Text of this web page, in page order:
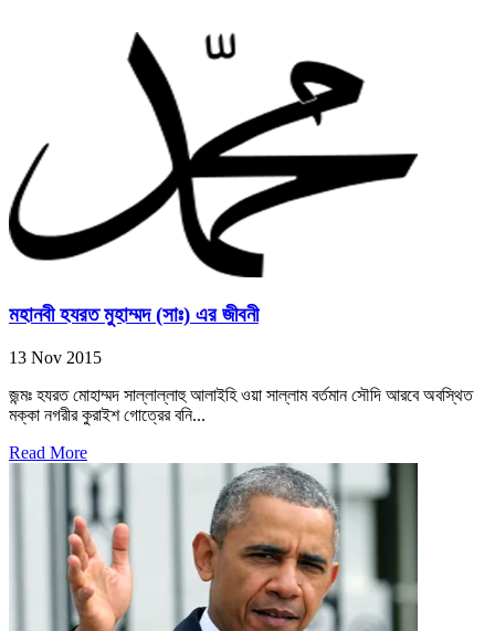
মহানবী হযরত মুহাম্মদ (সাঃ) এর জীবনী
13 Nov 2015
জন্মঃ হযরত মোহাম্মদ সাল্লাল্লাহু আলাইহি ওয়া সাল্লাম বর্তমান সৌদি আরবে অবস্থিত
মক্কা নগরীর কুরাইশ গোত্রের বনি...
Read More